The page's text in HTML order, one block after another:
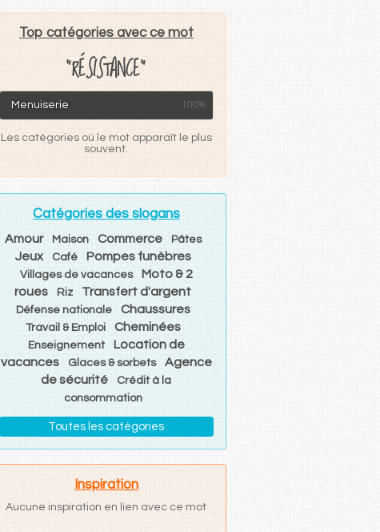
Top catégories avec ce mot
"RÉSISTANCE"
Menuiserie 100%
Les catégories où le mot apparaît le plus
souvent.
Catégories des slogans
Amour Maison Commerce Pâtes
Jeux Café Pompes funèbres
Villages de vacances
Moto & 2
roues
Riz Transfert d'argent
Défense nationale Chaussures
Travail & Emploi Cheminées
Enseignement
Location de
vacances
Glaces & sorbets
Agence
de sécurité
Crédit à la
consommation
Toutes les catégories
Inspiration
Aucune inspiration en lien avec ce mot